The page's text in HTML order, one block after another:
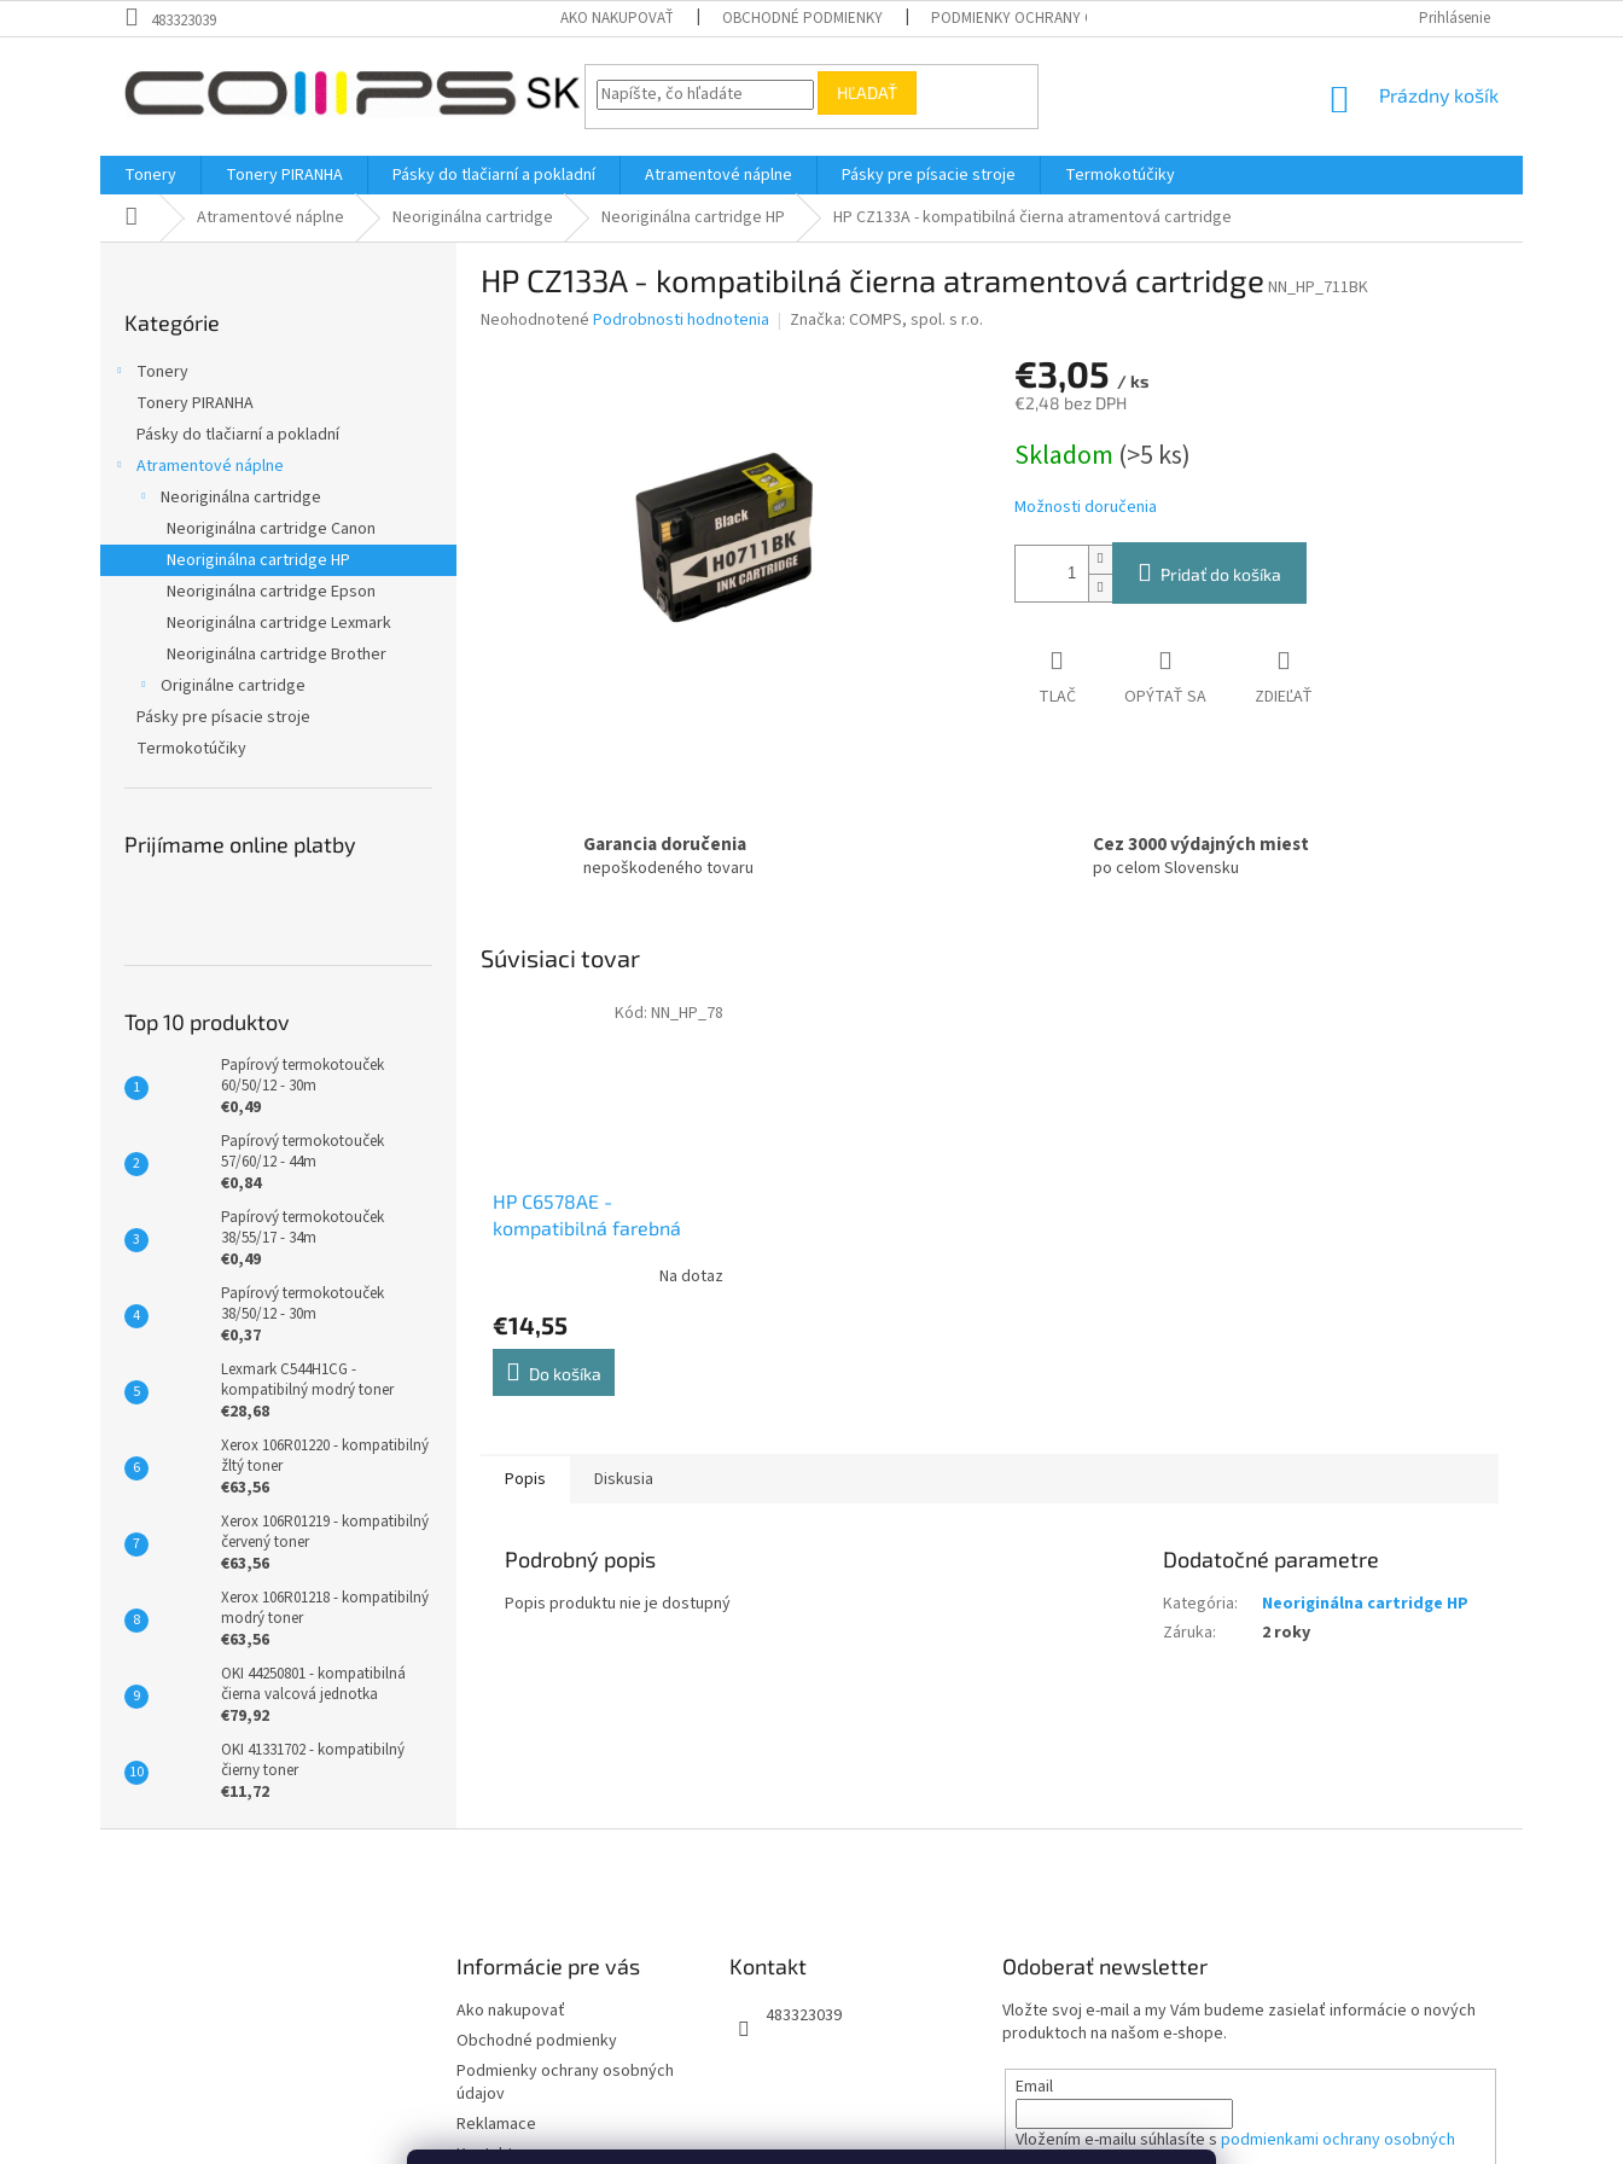
na
483323039 AKO NAKUPOVAŤ OBCHODNÉ PODMIENKY PODMIENKY OCHRANY OSOBNÝCH ÚDAJOV KONTAKTY
Prihlásenie
HĽADAŤ
NÁKUPNÝ
Prázdny košík
Tonery Tonery PIRANHA Pásky do tlačiarní a pokladní Atramentové náplne Pásky pre písacie stroje
Termokotúčiky
DomovAtramentové náplne Neoriginálna cartridge Neoriginálna cartridge HP HP CZ133A - kompatibilná čierna atramentová cartridge
kategórie
Kategórie
Tonery
Tonery PIRANHA
Pásky do tlačiarní a pokladní
Atramentové náplne
Neoriginálna cartridge
Neoriginálna cartridge Canon
Neoriginálna cartridge HP
Neoriginálna cartridge Epson
Neoriginálna cartridge Lexmark
Neoriginálna cartridge Brother
Originálne cartridge
Pásky pre písacie stroje
Termokotúčiky
Prijímame online platby
Top 10 produktov
Papírový termokotouček
60/50/12 - 30m
€0,49
Papírový termokotouček
57/60/12 - 44m
€0,84
Papírový termokotouček
38/55/17 - 34m
€0,49
Papírový termokotouček
38/50/12 - 30m
€0,37
Lexmark C544H1CG -
kompatibilný modrý toner
€28,68
Xerox 106R01220 - kompatibilný
žltý toner
€63,56
Xerox 106R01219 - kompatibilný
červený toner
€63,56
Xerox 106R01218 - kompatibilný
modrý toner
€63,56
OKI 44250801 - kompatibilná
čierna valcová jednotka
€79,92
OKI 41331702 - kompatibilný
čierny toner
€11,72
HP CZ133A - kompatibilná čierna atramentová cartridge NN_HP_711BK
Priemerné
Neohodnotené Podrobnosti hodnotenia Značka: COMPS, spol. s r.o.
€3,05 / ks
€2,48 bez DPH
cena:
Skladom (>5 ks)
Možnosti doručenia
Pridať do košíka
TLAČ OPÝTAŤ SA ZDIEĽAŤ
Garancia doručenia
nepoškodeného tovaru
Cez 3000 výdajných miest
po celom Slovensku
Súvisiaci tovar
HP C6578AE -
kompatibilná farebná
Na dotaz
€14,55
Do košíka
Kód: NN_HP_78
Popis Diskusia
Podrobný popis
Popis produktu nie je dostupný
Dodatočné parametre
Kategória:
Neoriginálna cartridge HP
Záruka: 2 roky
Informácie pre vás
Ako nakupovať
Obchodné podmienky
Podmienky ochrany osobných
údajov
Reklamace
Kontakty
Kontakt
483323039
Odoberať newsletter
Vložte svoj e-mail a my Vám budeme zasielať informácie o nových
produktoch na našom e-shope.
Email
Vložením e-mailu súhlasíte spodmienkami ochrany osobných